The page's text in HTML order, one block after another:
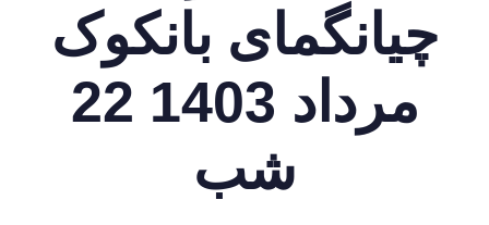
چیانگمای بانکوک
مرداد 1403 22
شب